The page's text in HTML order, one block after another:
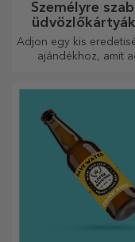
Személyre
képeslapok
Adjon egy kis
ajándékhoz, amit
üdvözlőkártyával.